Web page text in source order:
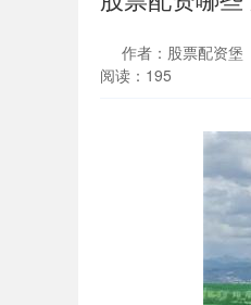
作者：股票配资堡
阅读：195